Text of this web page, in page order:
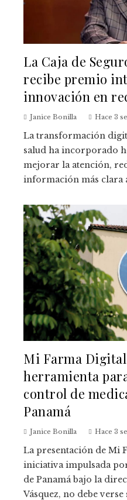
La Caja de
recibe premio
innovación en
Janice Bonilla Hace 3
La transformación
salud ha incorporado
mejorar la atención,
información más clara
Mi Farma
herramienta
control de
Panamá
Janice Bonilla Hace 3
La presentación de Mi
iniciativa impulsada
de Panamá bajo la
Vásquez, no debe